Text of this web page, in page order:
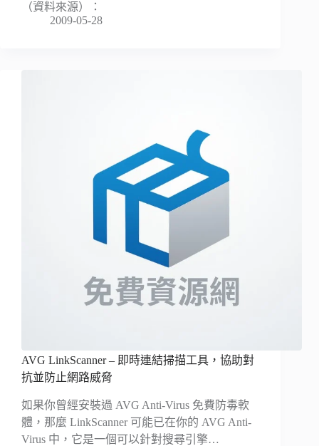
（資料來源）：
2009-05-28
AVG LinkScanner – 即時連結掃描工具，協助對
抗並防止網路威脅
如果你曾經安裝過 AVG Anti-Virus 免費防毒軟
體，那麼 LinkScanner 可能已在你的 AVG Anti-
Virus 中，它是一個可以針對搜尋引擎…